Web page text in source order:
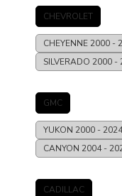
CHEVROLET
CHEYENNE 2000 -
SILVERADO 2000 -
GMC
YUKON 2000 -
CANYON 2004 -
CADILLAC